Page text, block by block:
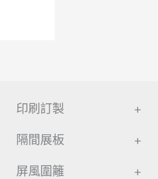
印刷訂製 +
隔間展板 +
屏風圍籬 +